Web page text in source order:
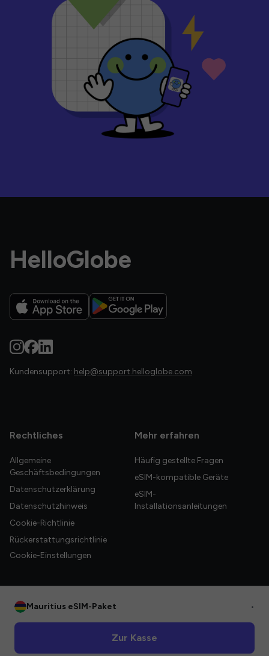
HelloGlobe
Kundensupport: help@support.helloglobe.com
Rechtliches
Allgemeine
Geschäftsbedingungen
Datenschutzerklärung
Datenschutzhinweis
Cookie-Richtlinie
Rückerstattungsrichtlinie
Cookie-Einstellungen
Mehr erfahren
Häufig gestellte Fragen
eSIM-kompatible Geräte
eSIM-
Installationsanleitungen
Mauritius eSIM-Paket •
Zur Kasse